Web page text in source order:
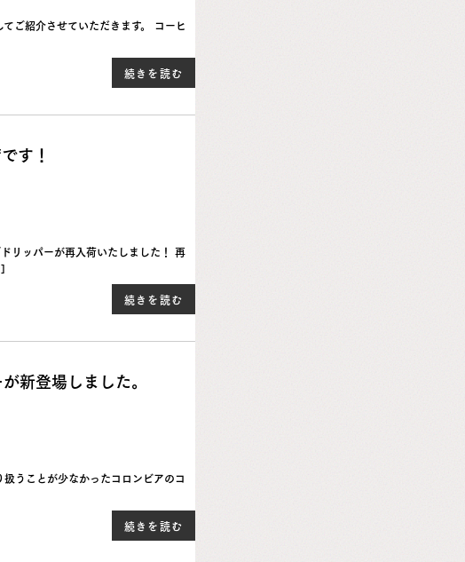
ご紹介させていただきます。 コーヒ
続きを読む
す！
リッパーが再入荷いたしました！ 再
続きを読む
新登場しました。
うことが少なかったコロンビアのコ
続きを読む